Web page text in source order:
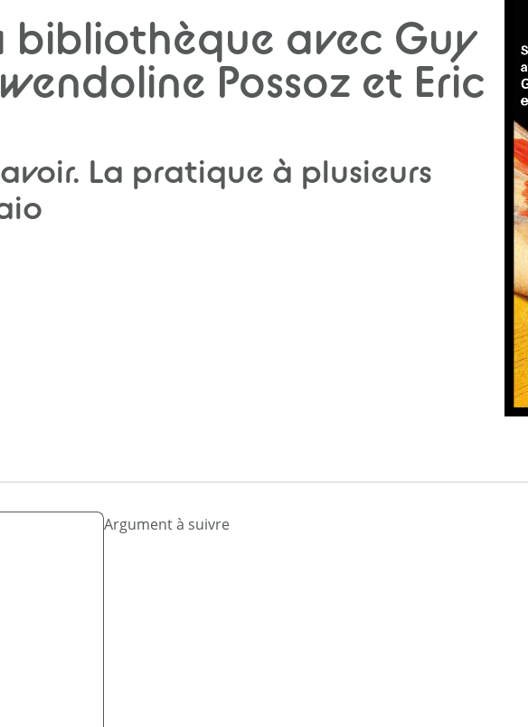
TV
bibliothèque avec Guy
Possoz et Eric
La pratique à plusieurs
Argument à suivre